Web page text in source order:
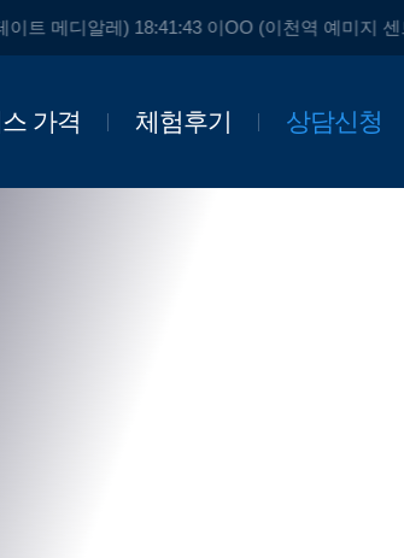
레) 18:41:43 이OO (이천역 예미지 센
가격 체험후기 상담신청